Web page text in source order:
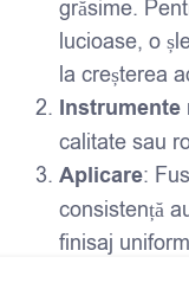
grăsime.
lucioase, o
la creșterea
Instrumente
calitate sau
Aplicare:
consistență
finisaj
vopseaua